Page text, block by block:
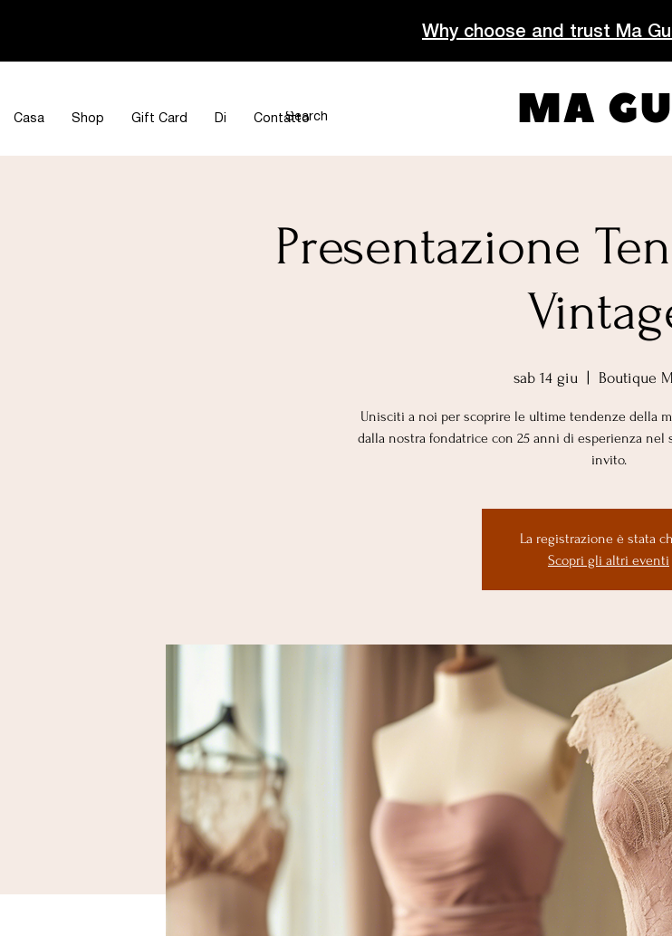
Why choose and trust Ma
Casa Shop Gift Card Di Contatto MA GU
Presentazione
sab 14 giu Boutique
Unisciti a noi per scoprire le ultime tendenze della
dalla nostra fondatrice con 25 anni di esperienza nel
invito.
La registrazione è stata
Scopri gli altri eventi